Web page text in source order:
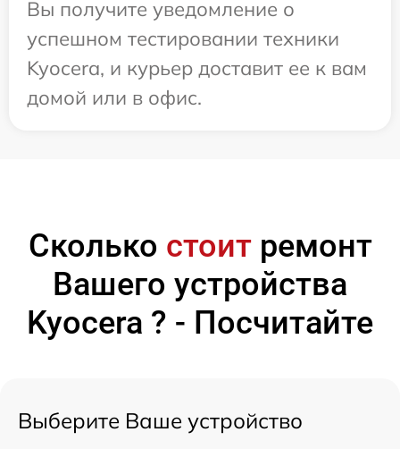
Вы получите уведомление о
успешном тестировании техники
Kyocera, и курьер доставит ее к вам
домой или в офис.
Сколько стоитремонт
Вашего устройства
Kyocera ? - Посчитайте
Выберите Ваше устройство